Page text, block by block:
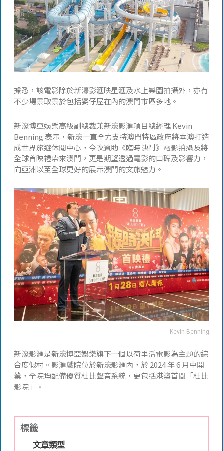
據悉，該電影除於新濠影滙映星滙及水上樂園拍攝外，亦有
不少場景取景於包括婆仔屋在內的澳門市區多地。
新濠博亞娛樂高級副總裁兼新濠影滙項目總經理 Kevin
Benning 表示，新濠一直全力支持澳門特區政府將本澳打造
成世界旅遊休閒中心，今次贊助《臨時決鬥》電影拍攝及將
全球首映禮帶來澳門，更是期望透過電影的口碑及影響力，
向亞洲以至全球更好的展示澳門的文旅魅力。
Kevin Benning
新濠影滙是新濠博亞娛樂旗下一個以荷里活電影為主題的綜
合度假村。影滙戲院位於新濠影滙內，於 2024 年 6 月中開
業，全院均配備優質杜比聲音系統，更包括港澳首間「杜比
影院」。
標籤
文章類型